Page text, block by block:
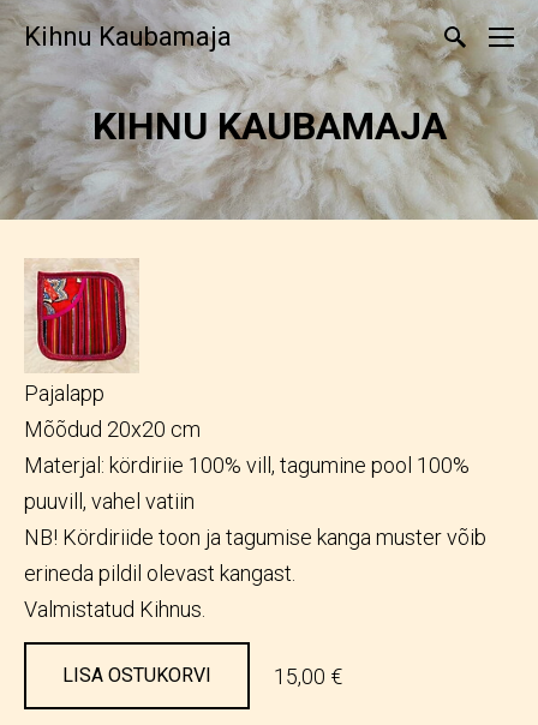
Kihnu Kaubamaja
KIHNU KAUBAMAJA
Pajalapp
Mõõdud 20x20 cm
Materjal: kördiriie 100% vill, tagumine pool 100%
puuvill, vahel vatiin
NB! Kördiriide toon ja tagumise kanga muster võib
erineda pildil olevast kangast.
Valmistatud Kihnus.
LISA OSTUKORVI 15,00 €